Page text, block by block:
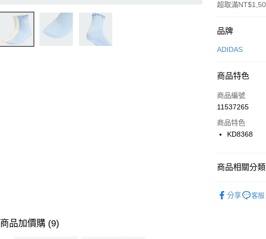
超取滿
付款方式
信用卡一次付款
合作金庫商業
華南商業銀行
上海商業儲蓄
國泰世華商業
聯邦商業銀行
台新國際商業
LINE Pay
Apple Pay
【關於「AFTEE
品牌
ADIDAS
商品特色
商品編號
11537265
商品特色
KD8368
商品相關分
分享 客服
商品加價購 (9)